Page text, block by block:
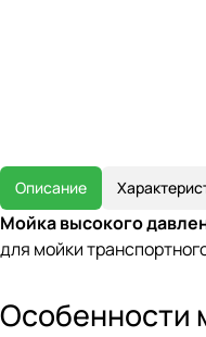
Описание
Мойка высокого
для мойки
Особенности